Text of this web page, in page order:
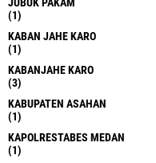
(1)
KABAN JAHE KARO
(1)
KABANJAHE KARO
(3)
KABUPATEN ASAHAN
(1)
KAPOLRESTABES MEDAN
(1)